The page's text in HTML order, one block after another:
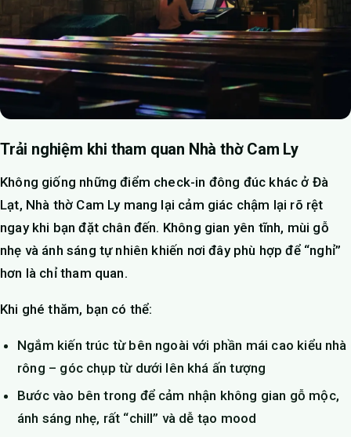
Trải nghiệm khi tham quan Nhà thờ Cam Ly
Không giống những điểm check-in đông đúc khác ở Đà
Lạt, Nhà thờ Cam Ly mang lại cảm giác chậm lại rõ rệt
ngay khi bạn đặt chân đến. Không gian yên tĩnh, mùi gỗ
nhẹ và ánh sáng tự nhiên khiến nơi đây phù hợp để “nghỉ”
hơn là chỉ tham quan.
Khi ghé thăm, bạn có thể:
Ngắm kiến trúc từ bên ngoài với phần mái cao kiểu nhà
rông – góc chụp từ dưới lên khá ấn tượng
Bước vào bên trong để cảm nhận không gian gỗ mộc,
ánh sáng nhẹ, rất “chill” và dễ tạo mood